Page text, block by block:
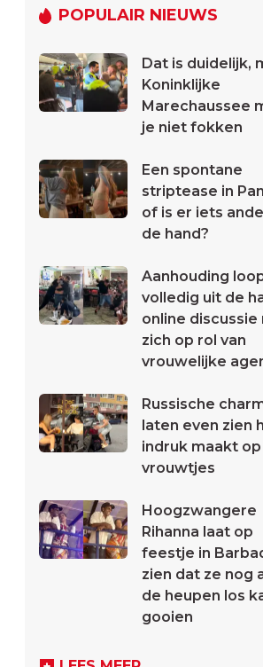
POPULAIR NIEUWS
Dat is duidelijk,
Koninklijke
Marechaussee
je niet fokken
Een spontane
striptease in
of is er iets
de hand?
Aanhouding
volledig uit de
online discussie
zich op rol van
vrouwelijke
Russische
laten even zien
indruk maakt
vrouwtjes
Hoogzwangere
Rihanna laat op
feestje in
zien dat ze nog
de heupen los
gooien